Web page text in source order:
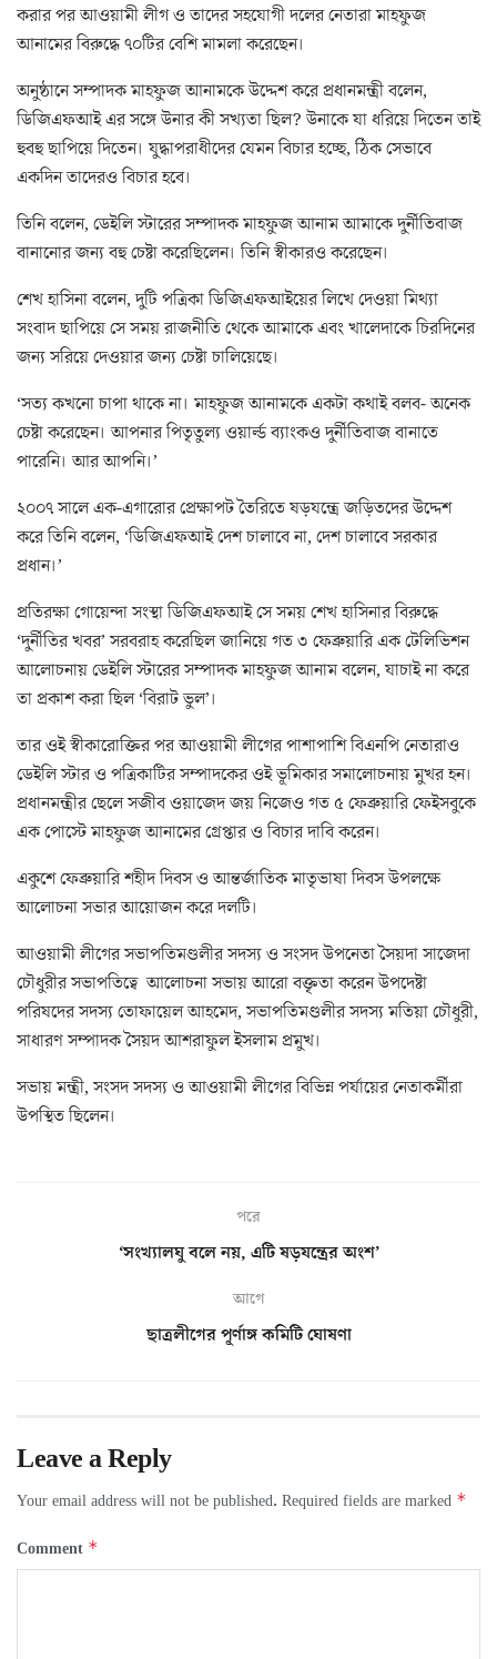
করার পর আওয়ামী লীগ ও তাদের সহযোগী দলের নেতারা মাহফুজ
আনামের বিরুদ্ধে ৭০টির বেশি মামলা করেছেন।
অনুষ্ঠানে সম্পাদক মাহফুজ আনামকে উদ্দেশ করে প্রধানমন্ত্রী বলেন,
ডিজিএফআই এর সঙ্গে উনার কী সখ্যতা ছিল? উনাকে যা ধরিয়ে দিতেন তাই
হুবহু ছাপিয়ে দিতেন। যুদ্ধাপরাধীদের যেমন বিচার হচ্ছে, ঠিক সেভাবে
একদিন তাদেরও বিচার হবে।
তিনি বলেন, ডেইলি স্টারের সম্পাদক মাহফুজ আনাম আমাকে দুর্নীতিবাজ
বানানোর জন্য বহু চেষ্টা করেছিলেন। তিনি স্বীকারও করেছেন।
শেখ হাসিনা বলেন, দুটি পত্রিকা ডিজিএফআইয়ের লিখে দেওয়া মিথ্যা
সংবাদ ছাপিয়ে সে সময় রাজনীতি থেকে আমাকে এবং খালেদাকে চিরদিনের
জন্য সরিয়ে দেওয়ার জন্য চেষ্টা চালিয়েছে।
‘সত্য কখনো চাপা থাকে না। মাহফুজ আনামকে একটা কথাই বলব- অনেক
চেষ্টা করেছেন। আপনার পিতৃতুল্য ওয়ার্ল্ড ব্যাংকও দুর্নীতিবাজ বানাতে
পারেনি। আর আপনি।’
২০০৭ সালে এক-এগারোর প্রেক্ষাপট তৈরিতে ষড়যন্ত্রে জড়িতদের উদ্দেশ
করে তিনি বলেন, ‘ডিজিএফআই দেশ চালাবে না, দেশ চালাবে সরকার
প্রধান।’
প্রতিরক্ষা গোয়েন্দা সংস্থা ডিজিএফআই সে সময় শেখ হাসিনার বিরুদ্ধে
‘দুর্নীতির খবর’ সরবরাহ করেছিল জানিয়ে গত ৩ ফেব্রুয়ারি এক টেলিভিশন
আলোচনায় ডেইলি স্টারের সম্পাদক মাহফুজ আনাম বলেন, যাচাই না করে
তা প্রকাশ করা ছিল ‘বিরাট ভুল’।
তার ওই স্বীকারোক্তির পর আওয়ামী লীগের পাশাপাশি বিএনপি নেতারাও
ডেইলি স্টার ও পত্রিকাটির সম্পাদকের ওই ভূমিকার সমালোচনায় মুখর হন।
প্রধানমন্ত্রীর ছেলে সজীব ওয়াজেদ জয় নিজেও গত ৫ ফেব্রুয়ারি ফেইসবুকে
এক পোস্টে মাহফুজ আনামের গ্রেপ্তার ও বিচার দাবি করেন।
একুশে ফেব্রুয়ারি শহীদ দিবস ও আন্তর্জাতিক মাতৃভাষা দিবস উপলক্ষে
আলোচনা সভার আয়োজন করে দলটি।
আওয়ামী লীগের সভাপতিমণ্ডলীর সদস্য ও সংসদ উপনেতা সৈয়দা সাজেদা
চৌধুরীর সভাপতিত্বে আলোচনা সভায় আরো বক্তৃতা করেন উপদেষ্টা
পরিষদের সদস্য তোফায়েল আহমেদ, সভাপতিমণ্ডলীর সদস্য মতিয়া চৌধুরী,
সাধারণ সম্পাদক সৈয়দ আশরাফুল ইসলাম প্রমুখ।
সভায় মন্ত্রী, সংসদ সদস্য ও আওয়ামী লীগের বিভিন্ন পর্যায়ের নেতাকর্মীরা
উপস্থিত ছিলেন।
পরে
‘সংখ্যালঘু বলে নয়, এটি ষড়যন্ত্রের অংশ’
আগে
ছাত্রলীগের পূর্ণাঙ্গ কমিটি ঘোষণা
Leave a Reply
Your email address will not be published. Required fields are marked *
Comment *